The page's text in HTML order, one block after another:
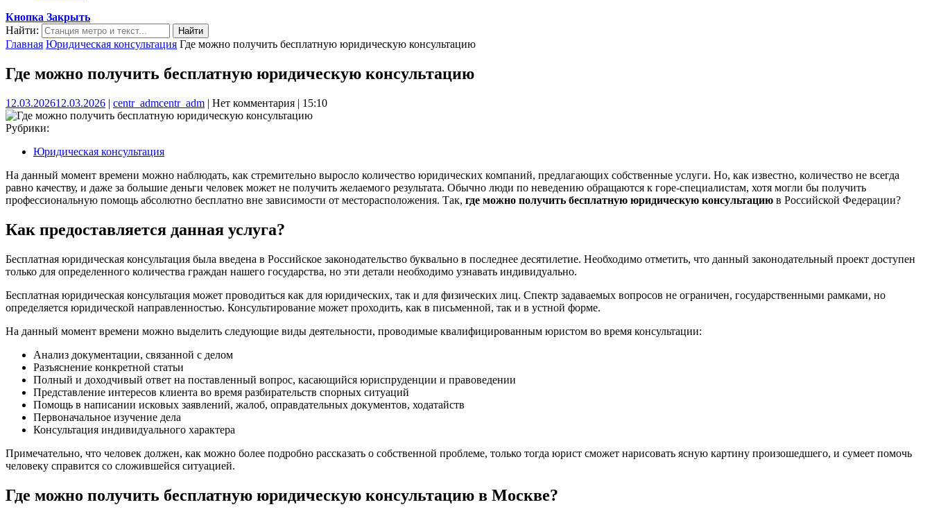
Кнопка Закрыть
Найти:
Главная Юридическая консультация Где можно получить бесплатную юридическую консультацию
Где можно получить бесплатную юридическую консультацию
12.03.202612.03.2026 | centr_admcentr_adm | Нет комментария | 15:10
Рубрики:
Юридическая консультация
На данный момент времени можно наблюдать, как стремительно выросло количество юридических компаний, предлагающих собственные услуги. Но, как известно, количество не всегда
равно качеству, и даже за большие деньги человек может не получить желаемого результата. Обычно люди по неведению обращаются к горе-специалистам, хотя могли бы получить
профессиональную помощь абсолютно бесплатно вне зависимости от месторасположения. Так, где можно получить бесплатную юридическую консультацию в Российской Федерации?
Как предоставляется данная услуга?
Бесплатная юридическая консультация была введена в Российское законодательство буквально в последнее десятилетие. Необходимо отметить, что данный законодательный проект доступен
только для определенного количества граждан нашего государства, но эти детали необходимо узнавать индивидуально.
Бесплатная юридическая консультация может проводиться как для юридических, так и для физических лиц. Спектр задаваемых вопросов не ограничен, государственными рамками, но
определяется юридической направленностью. Консультирование может проходить, как в письменной, так и в устной форме.
На данный момент времени можно выделить следующие виды деятельности, проводимые квалифицированным юристом во время консультации:
Анализ документации, связанной с делом
Разъяснение конкретной статьи
Полный и доходчивый ответ на поставленный вопрос, касающийся юриспруденции и правоведении
Представление интересов клиента во время разбирательств спорных ситуаций
Помощь в написании исковых заявлений, жалоб, оправдательных документов, ходатайств
Первоначальное изучение дела
Консультация индивидуального характера
Примечательно, что человек должен, как можно более подробно рассказать о собственной проблеме, только тогда юрист сможет нарисовать ясную картину произошедшего, и сумеет помочь
человеку справится со сложившейся ситуацией.
Где можно получить бесплатную юридическую консультацию в Москве?